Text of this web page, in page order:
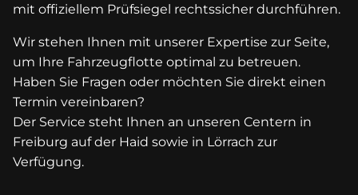
mit offiziellem Prüfsiegel rechtssicher durchführen.
Wir stehen Ihnen mit unserer Expertise zur Seite,
um Ihre Fahrzeugflotte optimal zu betreuen.
Haben Sie Fragen oder möchten Sie direkt einen
Termin vereinbaren?
Der Service steht Ihnen an unseren Centern in
Freiburg auf der Haid sowie in Lörrach zur
Verfügung.